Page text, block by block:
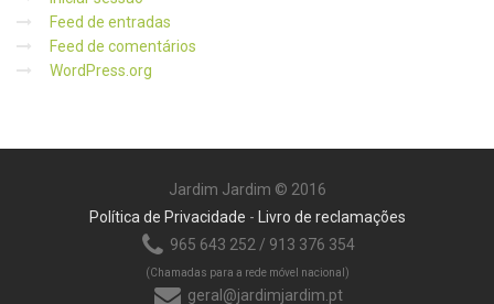
Feed de entradas
Feed de comentários
WordPress.org
Jardim Jardim © 2016
Política de Privacidade -
Livro de reclamações
965 643 252 / 913 376 354
(Chamadas para a rede móvel nacional)
geral@jardimjardim.pt